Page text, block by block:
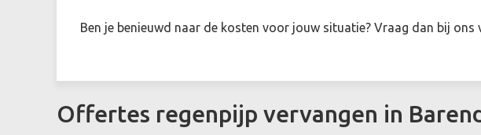
Ben je benieuwd naar de kosten voor jouw situatie? Vraag dan bij ons
Offertes regenpijp vervangen in